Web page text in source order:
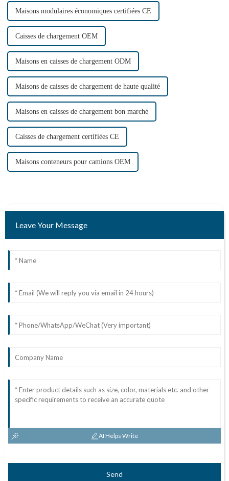
Maisons modulaires économiques certifiées CE
Caisses de chargement OEM
Maisons en caisses de chargement ODM
Maisons de caisses de chargement de haute qualité
Maisons en caisses de chargement bon marché
Caisses de chargement certifiées CE
Maisons conteneurs pour camions OEM
Leave Your Message
AI Helps Write
Send